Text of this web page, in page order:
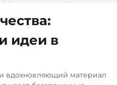
идеи в
вдохновляющий материал